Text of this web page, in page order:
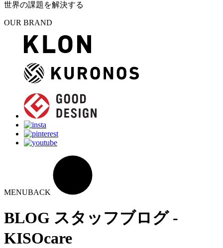
世界の課題を解決する
OUR BRAND
MENUBACK
BLOG スタッフブログ -
KISOcare